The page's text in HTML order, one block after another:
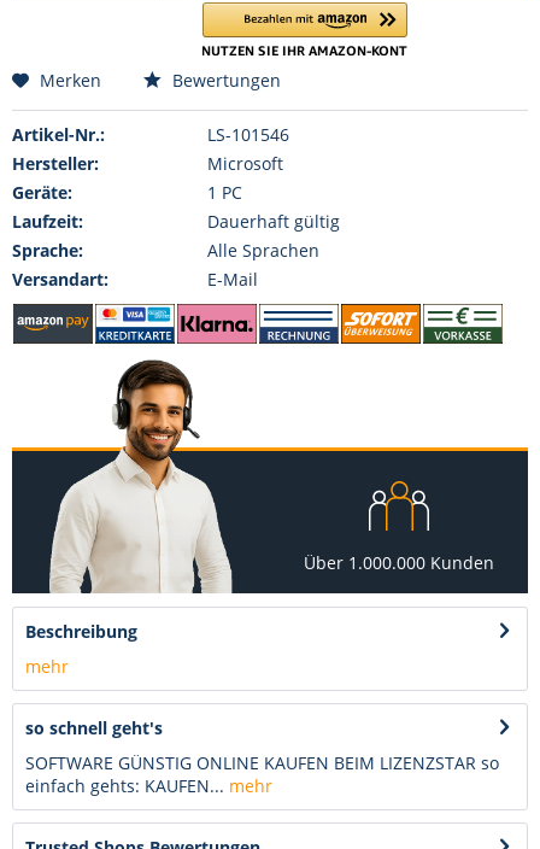
Merken Bewertungen
Artikel-Nr.:
LS-101546
Hersteller:
Microsoft
Geräte:
1 PC
Laufzeit:
Dauerhaft gültig
Sprache:
Alle Sprachen
Versandart:
E-Mail
Über 1.000.000 Kunden
Beschreibung
mehr
so schnell geht's
SOFTWARE GÜNSTIG ONLINE KAUFEN BEIM LIZENZSTAR so
einfach gehts: KAUFEN... mehr